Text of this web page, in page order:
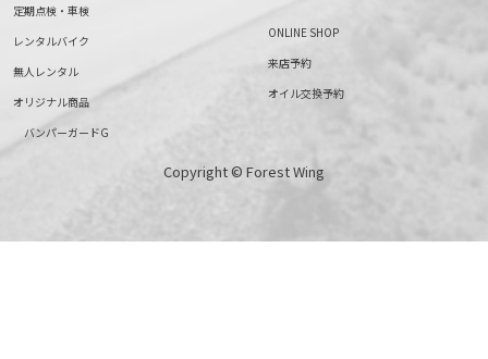
定期点検・車検
レンタルバイク
無人レンタル
オリジナル商品
バンパーガードG
ONLINE SHOP
来店予約
オイル交換予約
Copyright © Forest Wing